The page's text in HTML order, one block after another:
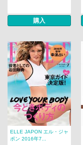
購入
ELLE JAPON エル・ジャ
ポン 2016年7...